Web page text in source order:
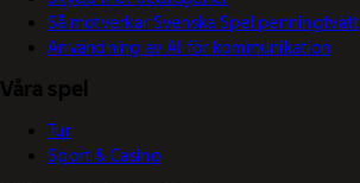
Så motverkar Svenska Spel penningtvätt
Användning av AI för kommunikation
Våra spel
Tur
Sport & Casino